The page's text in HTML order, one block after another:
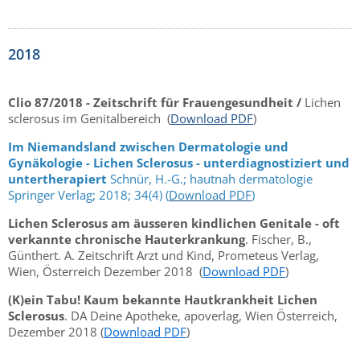
2018
Clio 87/2018 - Zeitschrift für Frauengesundheit / Lichen
sclerosus im Genitalbereich (Download PDF)
Im Niemandsland zwischen Dermatologie und
Gynäkologie - Lichen Sclerosus - unterdiagnostiziert und
untertherapiert Schnür, H.-G.; hautnah dermatologie
Springer Verlag; 2018; 34(4) (Download PDF)
Lichen Sclerosus am äusseren kindlichen Genitale - oft
verkannte chronische Hauterkrankung. Fischer, B.,
Günthert. A. Zeitschrift Arzt und Kind, Prometeus Verlag,
Wien, Österreich Dezember 2018 (Download PDF)
(K)ein Tabu! Kaum bekannte Hautkrankheit Lichen
Sclerosus. DA Deine Apotheke, apoverlag, Wien Österreich,
Dezember 2018 (Download PDF)